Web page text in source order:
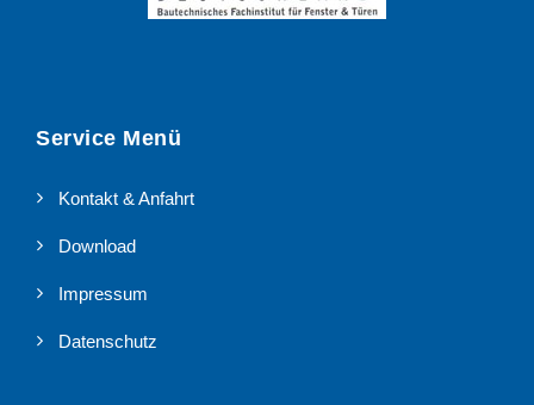
Service Menü
Kontakt & Anfahrt
Download
Impressum
Datenschutz